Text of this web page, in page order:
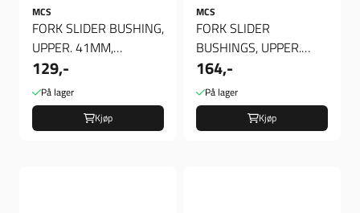
MCS
FORK SLIDER BUSHING,
UPPER. 41MM,
Gaffelforing Øvre
129,-
På lager
Kjøp
MCS
FORK SLIDER
BUSHINGS, UPPER.
35MM, Øvre Gaffel
Foring
164,-
På lager
Kjøp